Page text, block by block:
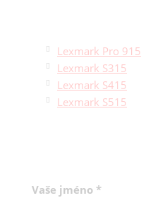
Lexmark Pro 915
Lexmark S315
Lexmark S415
Lexmark S515
Vaše jméno *